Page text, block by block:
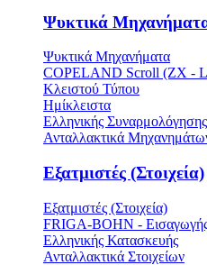
Ψυκτικά
Ψυκτικά Μηχανήματα
COPELAND Scroll (ZX -
Κλειστού Τύπου
Ημίκλειστα
Ελληνικής Συναρμολόγησης
Ανταλλακτικά
Εξατμιστές (Στοιχεία)
Εξατμιστές (Στοιχεία)
FRIGA-BOHN -
Ελληνικής Κατασκευής
Ανταλλακτικά Στοιχείων